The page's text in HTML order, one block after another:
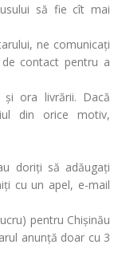
să fie cît mai
ne comunicați
contact pentru a
ora livrării. Dacă
din orice motiv,
doriți să adăugați
cu un apel, e-mail
pentru Chișinău
anunță doar cu 3